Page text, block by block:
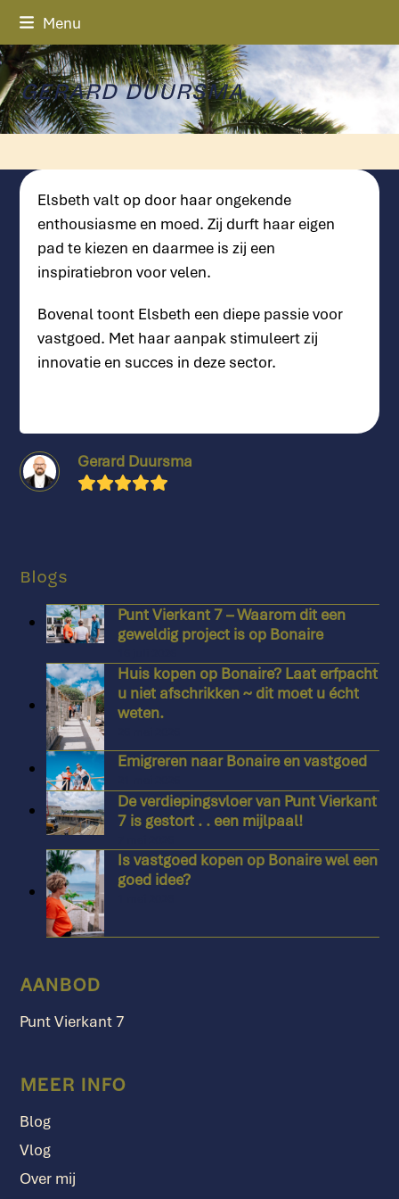
Skip
content
Menu
GERARD DUURSMA
Elsbeth valt op door haar ongekende
enthousiasme en moed. Zij durft haar eigen
pad te kiezen en daarmee is zij een
inspiratiebron voor velen.
Bovenal toont Elsbeth een diepe passie voor
vastgoed. Met haar aanpak stimuleert zij
innovatie en succes in deze sector.
Gerard Duursma
Rating:
Blogs
Punt Vierkant 7 – Waarom dit een
geweldig project is op Bonaire
Huis kopen op Bonaire? Laat erfpacht
u niet afschrikken ~ dit moet u écht
weten.
Emigreren naar Bonaire en vastgoed
De verdiepingsvloer van Punt Vierkant
7 is gestort . . een mijlpaal!
Is vastgoed kopen op Bonaire wel een
goed idee?
AANBOD
Punt Vierkant 7
MEER INFO
Blog
Vlog
Over mij